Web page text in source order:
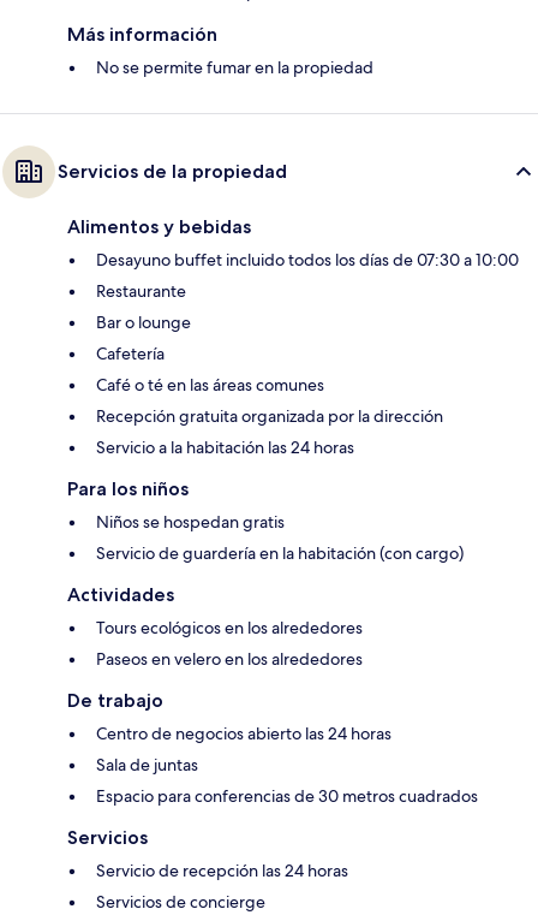
Más información
No se permite fumar en la propiedad
Servicios de la propiedad
Alimentos y bebidas
Desayuno buffet incluido todos los días de 07:30 a 10:00
Restaurante
Bar o lounge
Cafetería
Café o té en las áreas comunes
Recepción gratuita organizada por la dirección
Servicio a la habitación las 24 horas
Para los niños
Niños se hospedan gratis
Servicio de guardería en la habitación (con cargo)
Actividades
Tours ecológicos en los alrededores
Paseos en velero en los alrededores
De trabajo
Centro de negocios abierto las 24 horas
Sala de juntas
Espacio para conferencias de 30 metros cuadrados
Servicios
Servicio de recepción las 24 horas
Servicios de concierge